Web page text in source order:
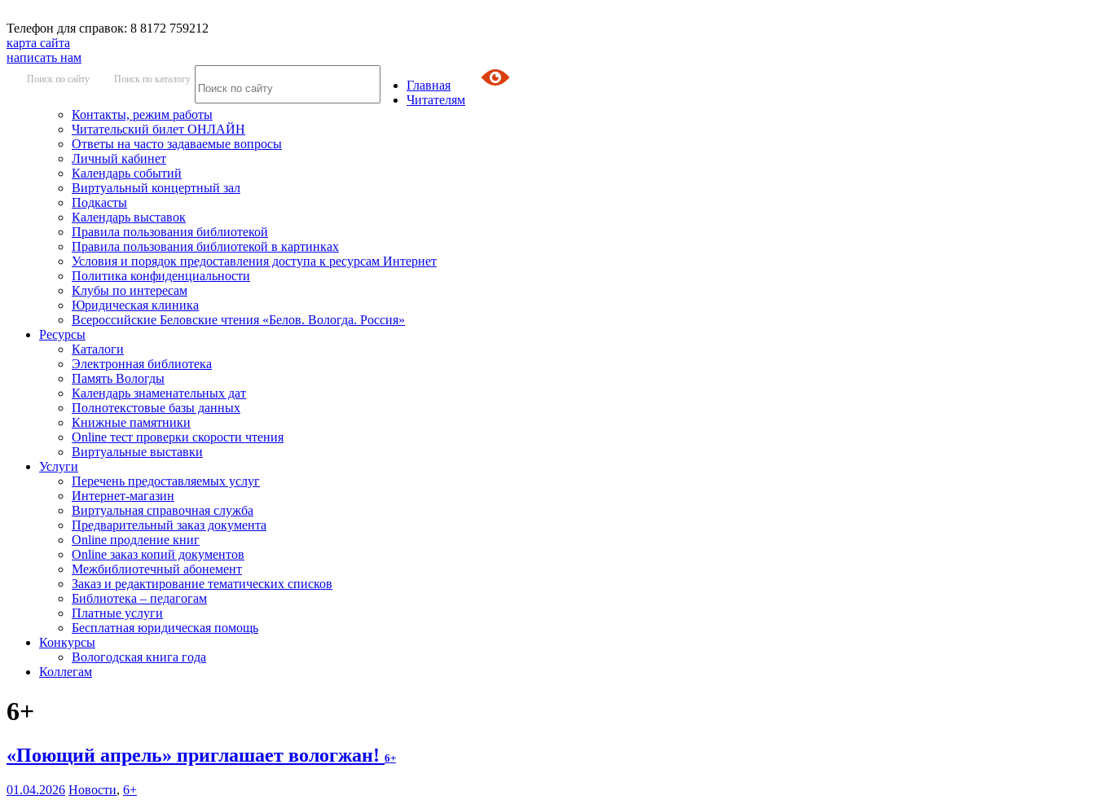
Телефон для справок: 8 8172 759212
карта сайта
написать нам
Поиск по сайту Поиск по каталогу
Главная
Читателям
Контакты, режим работы
Читательский билет ОНЛАЙН
Ответы на часто задаваемые вопросы
Личный кабинет
Календарь событий
Виртуальный концертный зал
Подкасты
Календарь выставок
Правила пользования библиотекой
Правила пользования библиотекой в картинках
Условия и порядок предоставления доступа к ресурсам Интернет
Политика конфиденциальности
Клубы по интересам
Юридическая клиника
Всероссийские Беловские чтения «Белов. Вологда. Россия»
Ресурсы
Каталоги
Электронная библиотека
Память Вологды
Календарь знаменательных дат
Полнотекстовые базы данных
Книжные памятники
Online тест проверки скорости чтения
Виртуальные выставки
Услуги
Перечень предоставляемых услуг
Интернет-магазин
Виртуальная справочная служба
Предварительный заказ документа
Online продление книг
Online заказ копий документов
Межбиблиотечный абонемент
Заказ и редактирование тематических списков
Библиотека – педагогам
Платные услуги
Бесплатная юридическая помощь
Конкурсы
Вологодская книга года
Коллегам
6+
«Поющий апрель» приглашает вологжан! 6+
01.04.2026 Новости, 6+